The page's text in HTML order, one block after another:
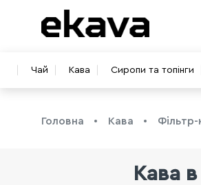
Чай Кава Сиропи та топінги
Головна Кава Фільтр-
Кава